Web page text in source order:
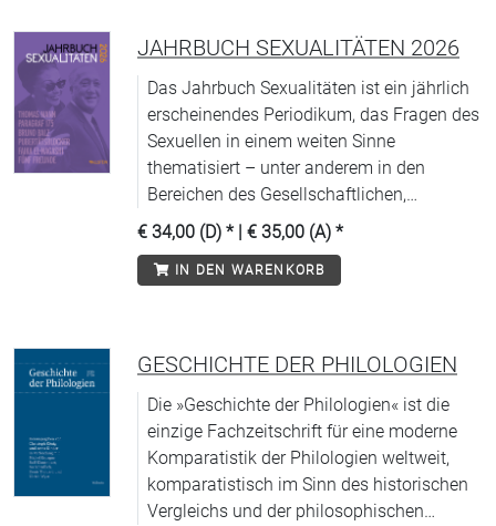
JAHRBUCH SEXUALITÄTEN 2026
Das Jahrbuch Sexualitäten ist ein jährlich
erscheinendes Periodikum, das Fragen des
Sexuellen in einem weiten Sinne
thematisiert – unter anderem in den
Bereichen des Gesellschaftlichen,
Politischen, Kulturellen, Historischen und
Juristischen, in der Medizin und den
Naturwissenschaften, in Religion,
€ 34,00 (D) * | € 35,00 (A) *
IN DEN WARENKORB
GESCHICHTE DER PHILOLOGIEN
Die »Geschichte der Philologien« ist die
einzige Fachzeitschrift für eine moderne
Komparatistik der Philologien weltweit,
komparatistisch im Sinn des historischen
Vergleichs und der philosophischen